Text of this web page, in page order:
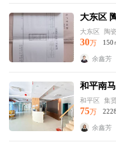
大东区
大东区 陶
30万 150
余鑫芳
和平南
和平区 集贤
75万
余鑫芳